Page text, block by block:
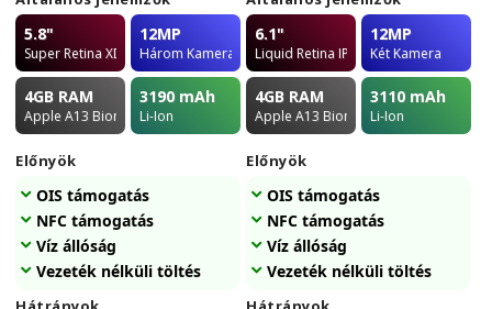
5.8"
Super Retina XDR OLED
12MP
Három Kamera
4GB RAM
Apple A13 Bionic
3190 mAh
Li-Ion
Előnyök
OIS támogatás
NFC támogatás
Víz állóság
Vezeték nélküli töltés
6.1"
Liquid Retina IPS LCD
12MP
Két Kamera
4GB RAM
Apple A13 Bionic
3110 mAh
Li-Ion
Előnyök
OIS támogatás
NFC támogatás
Víz állóság
Vezeték nélküli töltés